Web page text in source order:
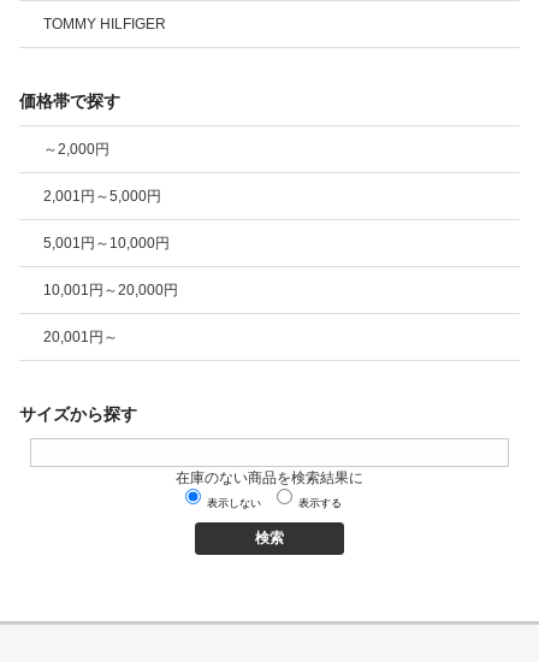
TOMMY HILFIGER
価格帯で探す
～2,000円
2,001円～5,000円
5,001円～10,000円
10,001円～20,000円
20,001円～
サイズから探す
在庫のない商品を検索結果に
表示しない 表示する